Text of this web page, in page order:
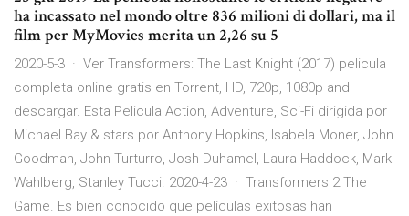
ha incassato nel mondo oltre 836 milioni di dollari, ma il
film per MyMovies merita un 2,26 su 5
2020-5-3 · Ver Transformers: The Last Knight (2017) pelicula
completa online gratis en Torrent, HD, 720p, 1080p and
descargar. Esta Pelicula Action, Adventure, Sci-Fi dirigida por
Michael Bay & stars por Anthony Hopkins, Isabela Moner, John
Goodman, John Turturro, Josh Duhamel, Laura Haddock, Mark
Wahlberg, Stanley Tucci. 2020-4-23 · Transformers 2 The
Game. Es bien conocido que películas exitosas han